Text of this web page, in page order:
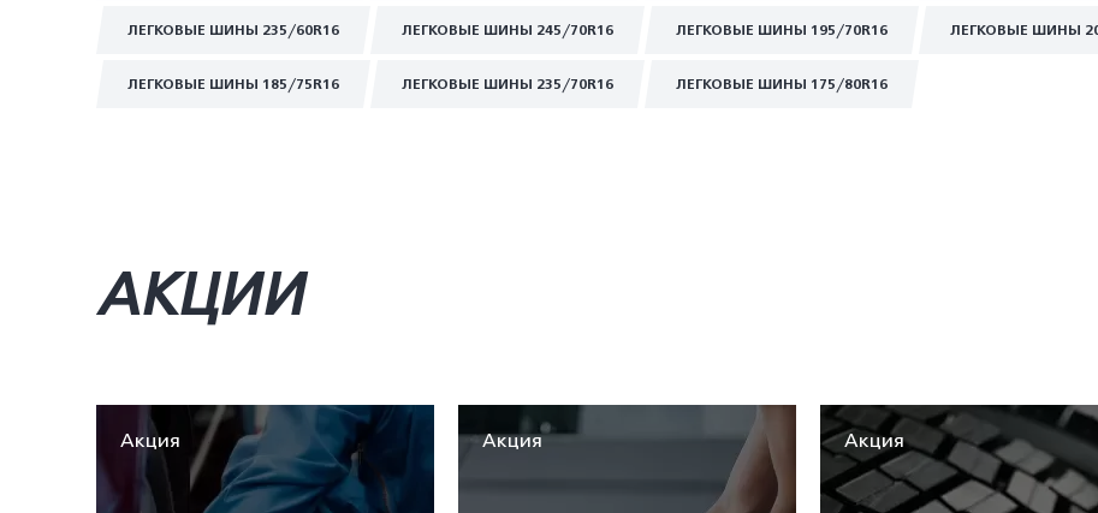
ЛЕГКОВЫЕ ШИНЫ 235/60R16 ЛЕГКОВЫЕ ШИНЫ 245/70R16 ЛЕГКОВЫЕ ШИНЫ 195/70R16 ЛЕГКОВЫЕ ШИНЫ
ЛЕГКОВЫЕ ШИНЫ 185/75R16 ЛЕГКОВЫЕ ШИНЫ 235/70R16 ЛЕГКОВЫЕ ШИНЫ 175/80R16
АКЦИИ
Акция Акция Акция